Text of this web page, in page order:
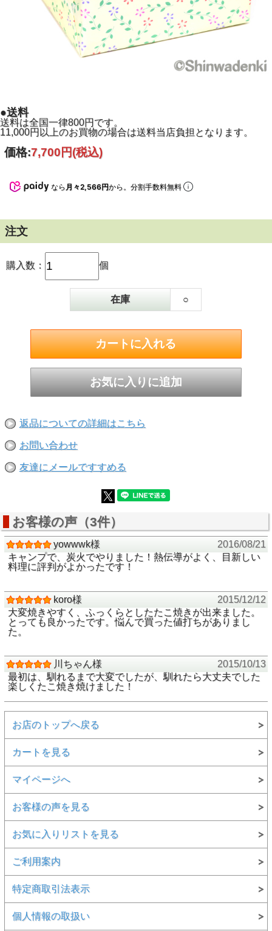
テーブルに出したままでも絵になる佇まい。
ます。
使い込むほどに油がなじみ焦げ付きにくくなるのも鉄器なら
※200VIH調理器でお使いの場合、中火程度でお使いくださ
●毎日のお料理が健康をつくる時間になる
きな力です。
●送料
送料は全国一律800円です。
11,000円以上のお買物の場合は送料当店負担となります。
価格:7,700円(税込)
なら 月々2,566円から。分割手数料無料
注文
購入数： 個
在庫 ○
返品についての詳細はこちら
お問い合わせ
友達にメールですすめる
お客様の声（3件）
yowwwk様
2016/08/21
キャンプで、炭火でやりました！熱伝導がよく、目新しい
料理に評判がよかったです！
koro様
2015/12/12
大変焼きやすく、ふっくらとしたたこ焼きが出来ました。
とっても良かったです。悩んで買った値打ちがありまし
た。
川ちゃん様
2015/10/13
最初は、馴れるまで大変でしたが、馴れたら大丈夫でした
楽しくたこ焼き焼けました！
お店のトップへ戻る
カートを見る
マイページへ
お客様の声を見る
お気に入りリストを見る
ご利用案内
特定商取引法表示
個人情報の取扱い